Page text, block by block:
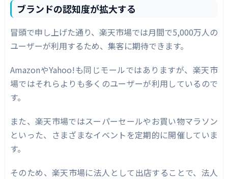
ブランドの認知度が拡大する
冒頭で申し上げた通り、楽天市場では月間で5,000万人の
ユーザーが利用するため、集客に期待できます。
AmazonやYahoo!も同じモールではありますが、楽天市
場ではそれらよりも多くのユーザーが利用しているので
す。
また、楽天市場ではスーパーセールやお買い物マラソン
といった、さまざまなイベントを定期的に開催していま
す。
そのため、楽天市場に法人として出店することで、法人